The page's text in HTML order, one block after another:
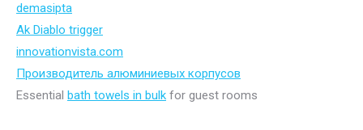
demasipta
Ak Diablo trigger
innovationvista.com
Производитель алюминиевых корпусов
Essential bath towels in bulk for guest rooms